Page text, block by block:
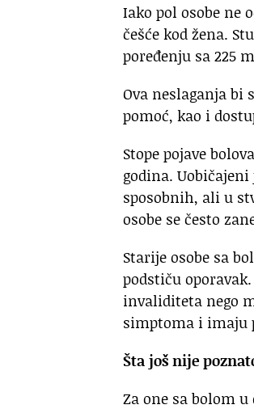
Iako pol osobe ne
češće kod žena.
poređenju sa 225
Ova neslaganja
pomoć, kao i
Stope pojave
godina.
sposobnih, ali u
osobe se često
Starije osobe sa
podstiču
invaliditeta nego
simptoma i imaju
Šta još nije
Za one sa bolom